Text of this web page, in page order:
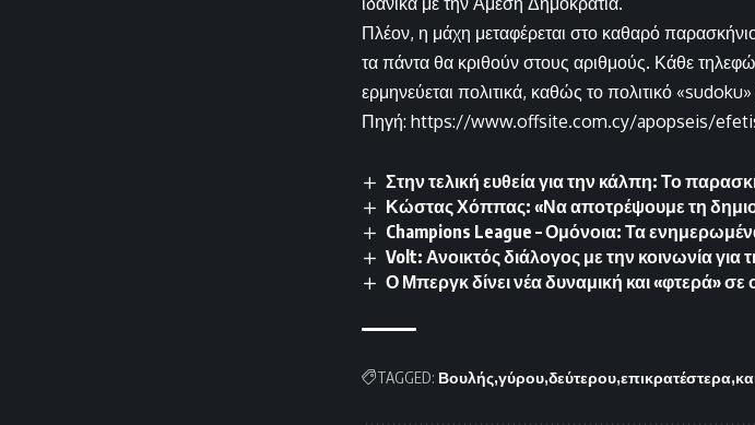
Πλέον, η μάχη μεταφέρεται στο καθαρό
τα πάντα θα κριθούν στους αριθμούς. Κάθε
ερμηνεύεται πολιτικά, καθώς το πολιτικό
Πηγή: https://www.offsite.com.cy/apopseis/
Στην τελική ευθεία για την κάλπη: Το
Κώστας Χόππας: «Να αποτρέψουμε τη
Champions League – Ομόνοια: Τα
Volt: Ανοικτός διάλογος με την κοινωνία
Ο Μπεργκ δίνει νέα δυναμική και «φτερά»
TAGGED: Βουλής γύρου δεύτερου επικρατέστερα